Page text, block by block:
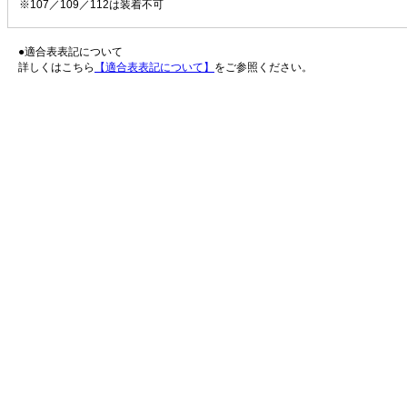
※107／109／112は装着不可
●適合表表記について
詳しくはこちら
【適合表表記について】 をご参照ください。